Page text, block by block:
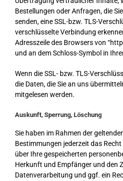
Bestellungen oder Anfragen, die
senden, eine SSL-bzw. TLS-
verschlüsselte Verbindung
Adresszeile des Browsers von
und an dem Schloss-Symbol in
Wenn die SSL- bzw. TLS-
die Daten, die Sie an uns
mitgelesen werden.
Auskunft, Sperrung, Löschung
Sie haben im Rahmen der
Bestimmungen jederzeit das
über Ihre gespeicherten
Herkunft und Empfänger und den
Datenverarbeitung und ggf. ein